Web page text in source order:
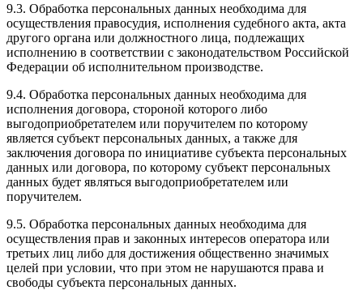
9.3. Обработка персональных данных необходима для
осуществления правосудия, исполнения судебного акта, акта
другого органа или должностного лица, подлежащих
исполнению в соответствии с законодательством Российской
Федерации об исполнительном производстве.
9.4. Обработка персональных данных необходима для
исполнения договора, стороной которого либо
выгодоприобретателем или поручителем по которому
является субъект персональных данных, а также для
заключения договора по инициативе субъекта персональных
данных или договора, по которому субъект персональных
данных будет являться выгодоприобретателем или
поручителем.
9.5. Обработка персональных данных необходима для
осуществления прав и законных интересов оператора или
третьих лиц либо для достижения общественно значимых
целей при условии, что при этом не нарушаются права и
свободы субъекта персональных данных.